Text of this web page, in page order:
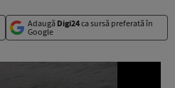
Adaugă Digi24ca sursă preferată în
Google